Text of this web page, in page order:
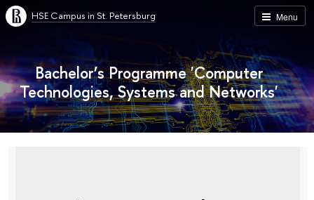
Menu
HSE Campus in St. Petersburg
Bachelor’s Programme 'Computer
Technologies, Systems and Networks'